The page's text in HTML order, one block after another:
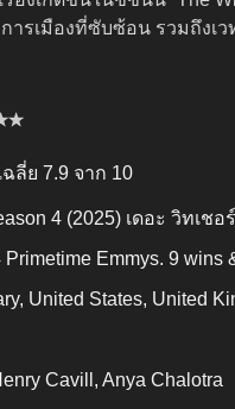
ารเมืองที่ซับซ้อน รวมถึง
ลี่ย 7.9 จาก 10
4 (2025) เดอะ วิทเ
Primetime Emmys. 9 wins
United States, United
Cavill, Anya Chalotra